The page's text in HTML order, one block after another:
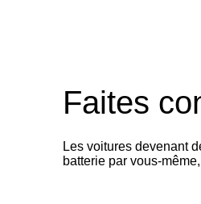
Faites
Les voitures devenant
batterie par vous-